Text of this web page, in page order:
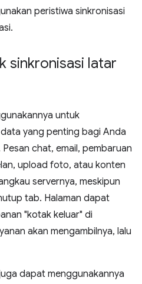
peristiwa sinkronisasi
sinkronisasi latar
untuk
yang penting bagi Anda
chat, email, pembaruan
upload foto, atau konten
servernya, meskipun
tab. Halaman dapat
"kotak keluar" di
akan mengambilnya, lalu
dapat menggunakannya